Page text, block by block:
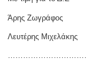
Άρης Ζωγράφος
Λευτέρης Μιχελάκης